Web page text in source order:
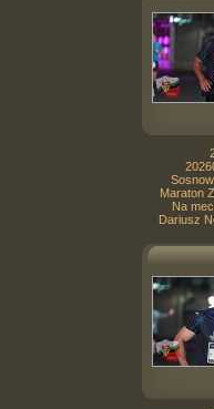
Maraton
Na
Dariusz